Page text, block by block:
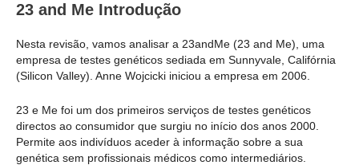
23 and Me Introdução
Nesta revisão, vamos analisar a 23andMe (23 and Me), uma
empresa de testes genéticos sediada em Sunnyvale, Califórnia
(Silicon Valley). Anne Wojcicki iniciou a empresa em 2006.
23 e Me foi um dos primeiros serviços de testes genéticos
directos ao consumidor que surgiu no início dos anos 2000.
Permite aos indivíduos aceder à informação sobre a sua
genética sem profissionais médicos como intermediários.